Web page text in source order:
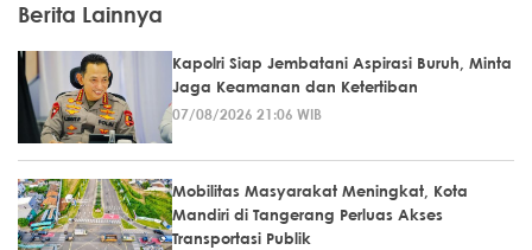
Berita Lainnya
Kapolri Siap Jembatani Aspirasi Buruh, Minta
Jaga Keamanan dan Ketertiban
07/08/2026 21:06 WIB
Mobilitas Masyarakat Meningkat, Kota
Mandiri di Tangerang Perluas Akses
Transportasi Publik